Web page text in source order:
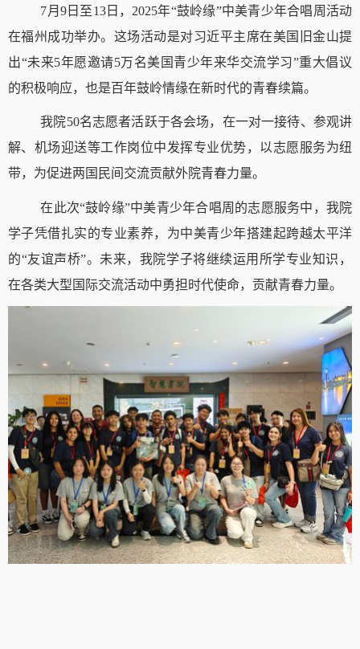
7月 9日至13日， 2025年“鼓岭缘”中美青少年合唱周活动
在福州成功举办。这场活动是对习近平主席在美国旧金山提
出“未来5年愿邀请5万名美国青少年来华交流学习”重大倡议
的积极响应，也是百年鼓岭情缘在新时代的青春续篇。
我院50名志愿者活跃于各会场，在一对一接待、参观讲
解、机场迎送等工作岗位中发挥专业优势，以志愿服务为纽
带，为促进两国民间交流贡献外院青春力量。
在此次“鼓岭缘”中美青少年合唱周的志愿服务中，我院
学子凭借扎实的专业素养，为中美青少年搭建起跨越太平洋
的“友谊声桥”。未来，我院学子将继续运用所学专业知识，
在各类大型国际交流活动中勇担时代使命，贡献青春力量。